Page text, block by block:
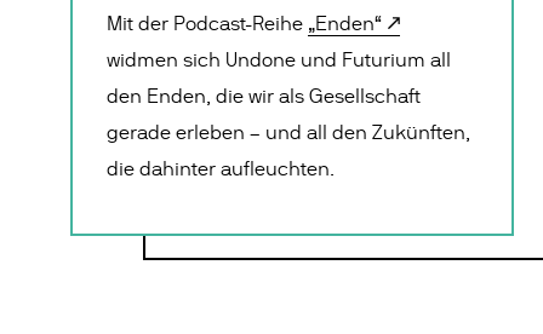
Mit der Podcast-Reihe „Enden“
widmen sich Undone und Futurium all
den Enden, die wir als Gesellschaft
gerade erleben – und all den Zukünften,
die dahinter aufleuchten.